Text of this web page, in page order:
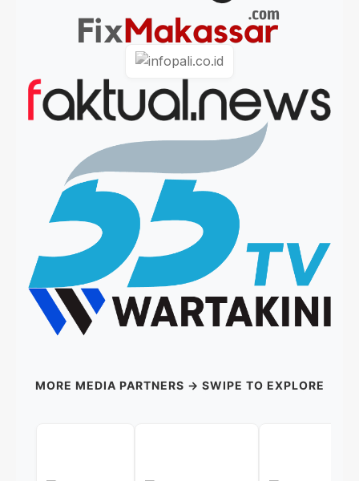
MORE MEDIA PARTNERS → SWIPE TO EXPLORE